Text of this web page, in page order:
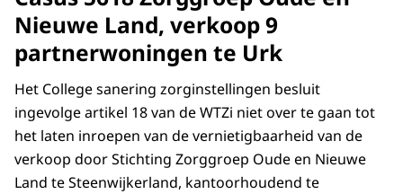
Nieuwe Land, verkoop 9
partnerwoningen te Urk
Het College sanering zorginstellingen besluit
ingevolge artikel 18 van de WTZi niet over te gaan tot
het laten inroepen van de vernietigbaarheid van de
verkoop door Stichting Zorggroep Oude en Nieuwe
Land te Steenwijkerland, kantoorhoudend te